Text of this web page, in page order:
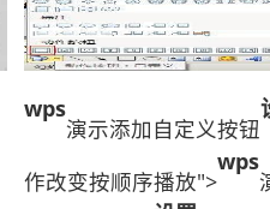
wps
演示添加自定义按钮
作改变按顺序播放">
wps